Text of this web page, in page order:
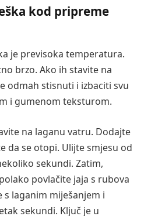
kod pripreme
je previsoka temperatura.
brzo. Ako ih stavite na
odmah stisnuti i izbaciti svu
i gumenom teksturom.
na laganu vatru. Dodajte
da se otopi. Ulijte smjesu od
sekundi. Zatim,
povlačite jaja s rubova
laganim miješanjem i
sekundi. Ključ je u